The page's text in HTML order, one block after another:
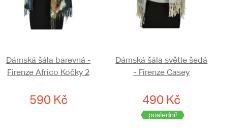
Dámská šála barevná -
Firenze Africo Kočky 2
590 Kč
Dámská šála světle šedá
- Firenze Casey
490 Kč
poslední!